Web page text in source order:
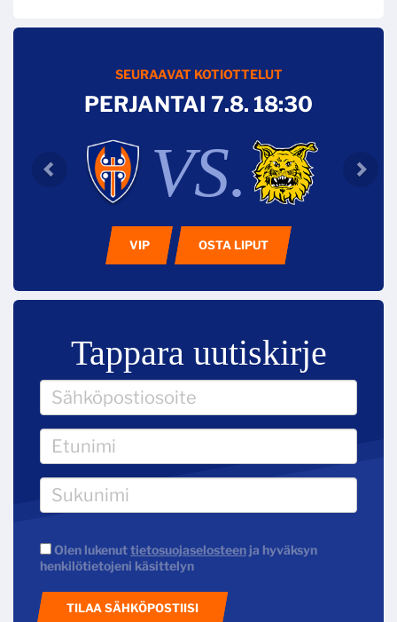
SEURAAVAT KOTIOTTELUT
PERJANTAI 7.8. 18:30
VS.
VIP OSTA LIPUT
Tappara uutiskirje
Olen lukenuttietosuojaselosteen ja hyväksyn
henkilötietojeni käsittelyn
TILAA SÄHKÖPOSTIISI